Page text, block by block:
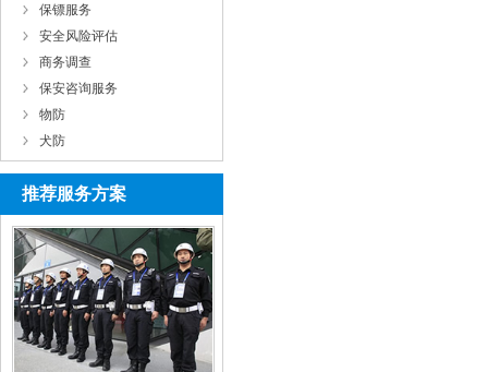
保镖服务
安全风险评估
商务调查
保安咨询服务
物防
犬防
推荐服务方案